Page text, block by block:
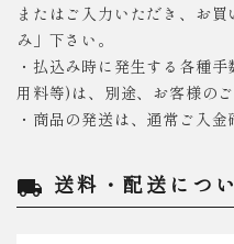
またはご入力いただき、お
み」下さい。
・払込み時に発生する各種
用料等)は、別途、お客様の
・商品の発送は、通常ご入
local_shipping 送料・配送につ